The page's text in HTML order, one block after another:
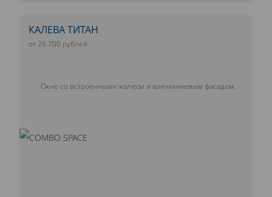
КАЛЕВА ТИТАН
от 26 700 рублей
Окно со встроенными жалюзи и алюминиевым фасадом.